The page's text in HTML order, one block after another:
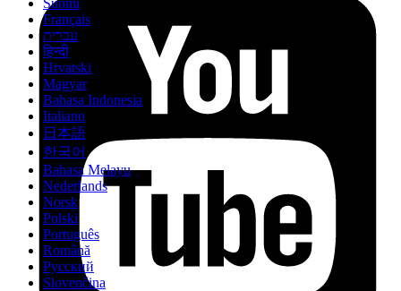
Suomi
Français
עברית
हिन्दी
Hrvatski
Magyar
Bahasa Indonesia
Italiano
日本語
한국어
Bahasa Melayu
Nederlands
Norsk
Polski
Português
Română
Русский
Slovenčina